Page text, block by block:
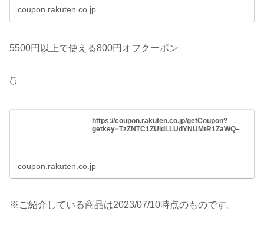
coupon.rakuten.co.jp
5500円以上で使える800円オフクーポン
👇
https://coupon.rakuten.co.jp/getCoupon?
getkey=TzZNTC1ZUldLLUdYNUMtR1ZaWQ–
coupon.rakuten.co.jp
※ご紹介している商品は2023/07/10時点のものです。